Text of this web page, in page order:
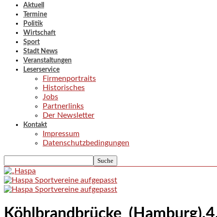
Aktuell
Termine
Politik
Wirtschaft
Sport
Stadt News
Veranstaltungen
Leserservice
Firmenportraits
Historisches
Jobs
Partnerlinks
Der Newsletter
Kontakt
Impressum
Datenschutzbedingungen